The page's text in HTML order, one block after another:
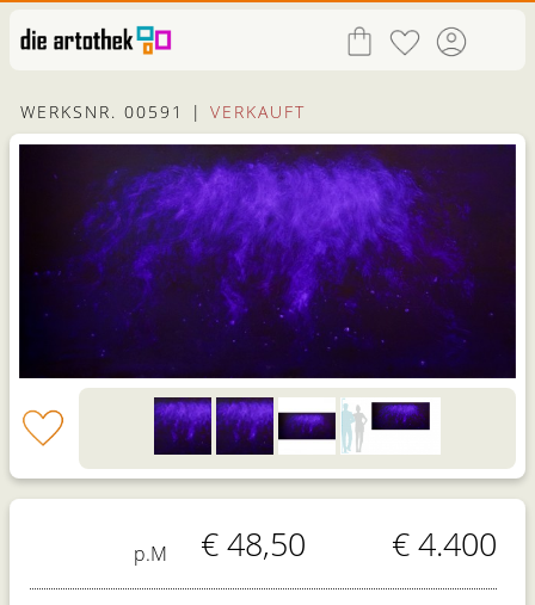
WERKSNR. 00591 | VERKAUFT
p.M € 48,50
€ 4.400